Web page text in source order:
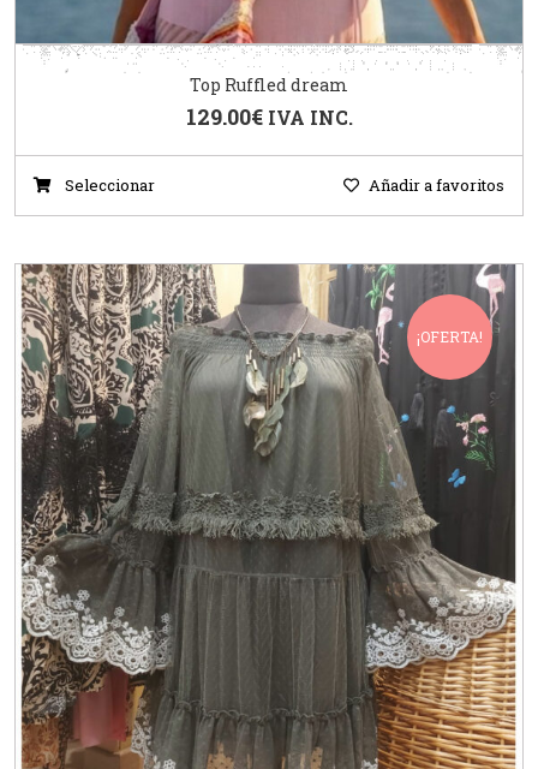
Top Ruffled dream
129.00€ IVA INC.
Seleccionar Añadir a favoritos
¡OFERTA!